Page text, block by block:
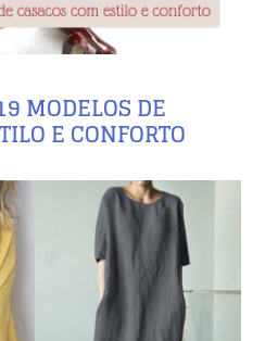
MODELOS DE
E CONFORTO